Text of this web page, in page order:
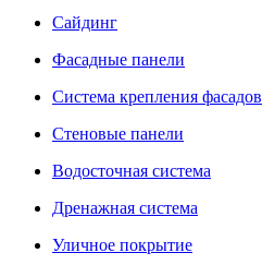
Сайдинг
Фасадные панели
Система крепления фасадов
Стеновые панели
Водосточная система
Дренажная система
Уличное покрытие